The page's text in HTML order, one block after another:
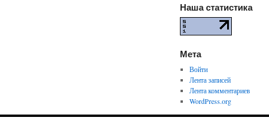
Наша статистика
Мета
Войти
Лента записей
Лента комментариев
WordPress.org